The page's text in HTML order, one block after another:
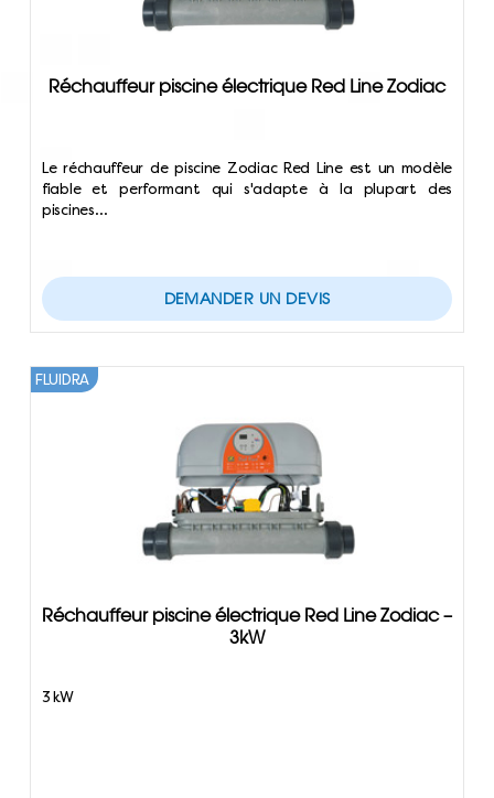
Réchauffeur piscine électrique Red Line Zodiac
Le réchauffeur de piscine Zodiac Red Line est un modèle
fiable et performant qui s'adapte à la plupart des
piscines…
DEMANDER UN DEVIS
Réchauffeur piscine électrique Red Line Zodiac –
3kW
FLUIDRA
3 kW